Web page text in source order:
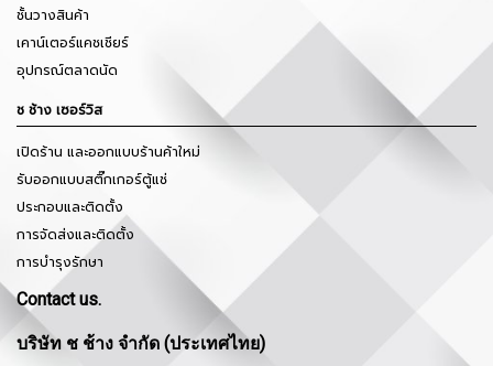
ชั้นวางสินค้า
เคาน์เตอร์แคชเชียร์
อุปกรณ์ตลาดนัด
ช ช้าง เซอร์วิส
เปิดร้าน และออกแบบร้านค้าใหม่
รับออกแบบสติ๊กเกอร์ตู้แช่
ประกอบและติดตั้ง
การจัดส่งและติดตั้ง
การบำรุงรักษา
Contact us.
บริษัท ช ช้าง จำกัด (ประเทศไทย)